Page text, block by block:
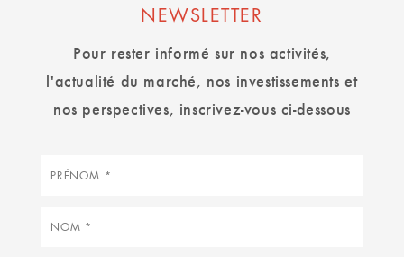
NEWSLETTER
Pour rester informé sur nos activités,
l'actualité du marché, nos investissements et
nos perspectives, inscrivez-vous ci-dessous
Prénom
Nom